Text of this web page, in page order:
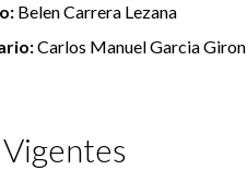
Belen Carrera Lezana
Carlos Manuel Garcia Giron